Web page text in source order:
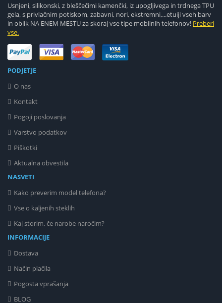
Usnjeni, silikonski, z bleščečimi kamenčki, iz upogljivega in trdnega TPU
gela, s privlačnim potiskom, zabavni, nori, ekstremni,...etuiji vseh barv
in oblik NA ENEM MESTU za skoraj vse tipe mobilnih telefonov! Preberi
vse.
PODJETJE
O nas
Kontakt
Pogoji poslovanja
Varstvo podatkov
Piškotki
Aktualna obvestila
NASVETI
Kako preverim model telefona?
Vse o kaljenih steklih
Kaj storim, če narobe naročim?
INFORMACIJE
Dostava
Način plačila
Pogosta vprašanja
BLOG